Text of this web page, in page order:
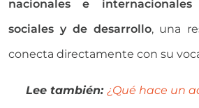
nacionales e
sociales y de desarrollo, una
conecta directamente con su
Lee también: ¿Qué hace un